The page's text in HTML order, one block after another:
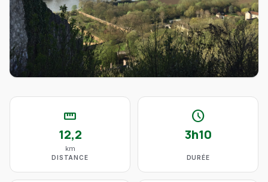
straighten
12,2
km
DISTANCE
schedule
3h10
DURÉE